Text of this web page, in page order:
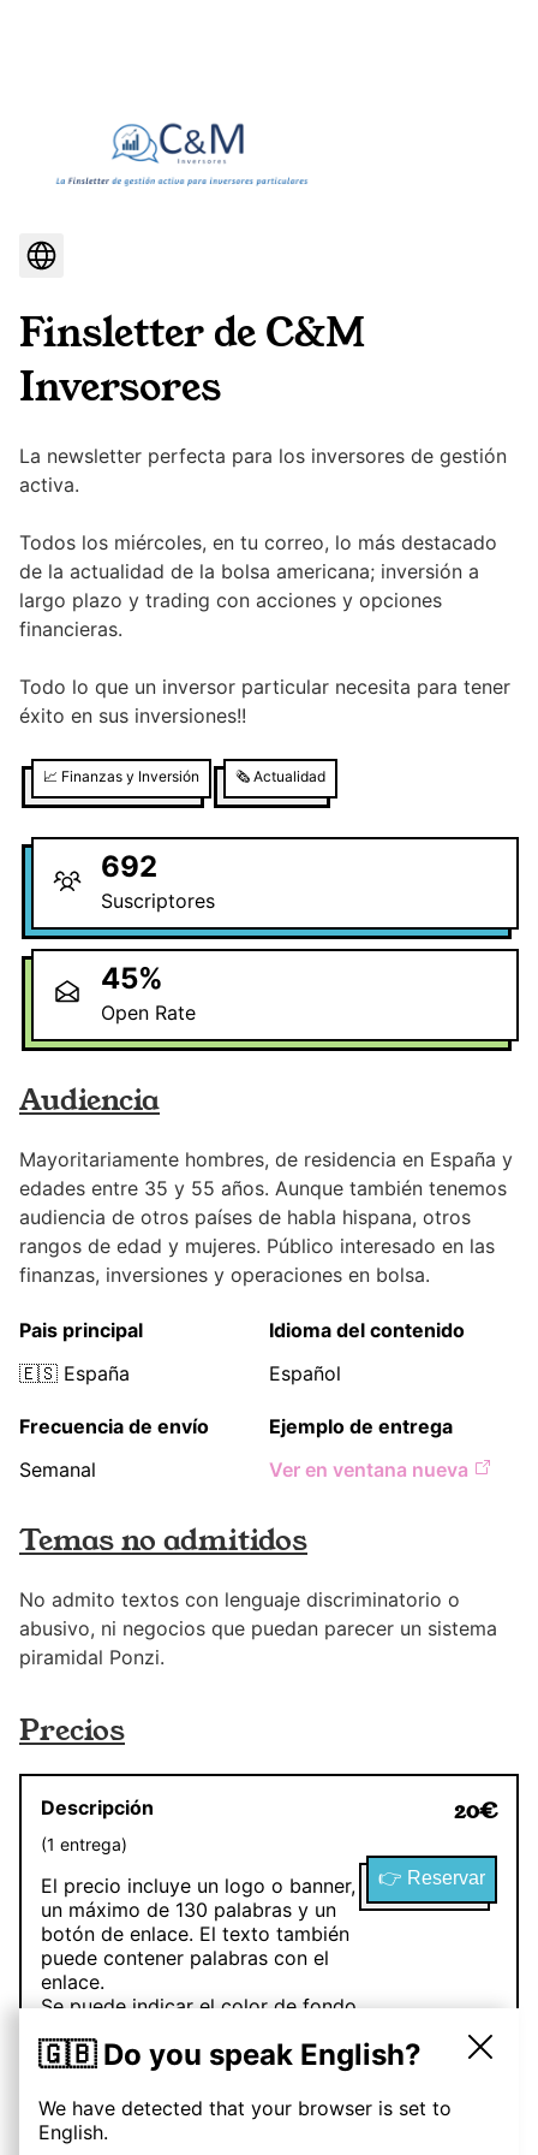
🇬🇧 Do you speak English?
We have detected that your browser is set to
English.
Finsletter de C&M
Inversores
La newsletter perfecta para los inversores de gestión
activa.
Todos los miércoles, en tu correo, lo más destacado
de la actualidad de la bolsa americana; inversión a
largo plazo y trading con acciones y opciones
financieras.
Todo lo que un inversor particular necesita para tener
éxito en sus inversiones!!
📈 Finanzas y Inversión 🗞️ Actualidad
692
Suscriptores
45%
Open Rate
Audiencia
Mayoritariamente hombres, de residencia en España y
edades entre 35 y 55 años. Aunque también tenemos
audiencia de otros países de habla hispana, otros
rangos de edad y mujeres. Público interesado en las
finanzas, inversiones y operaciones en bolsa.
Pais principal
🇪🇸 España
Idioma del contenido
Español
Frecuencia de envío
Semanal
Ejemplo de entrega
Ver en ventana nueva
Temas no admitidos
No admito textos con lenguaje discriminatorio o
abusivo, ni negocios que puedan parecer un sistema
piramidal Ponzi.
Precios
Descripción
(1 entrega)
El precio incluye un logo o banner,
un máximo de 130 palabras y un
botón de enlace. El texto también
puede contener palabras con el
enlace.
Se puede indicar el color de fondo
La sección patrocinada iría entre la
sección de actualidad semanal y la
de operaciones.
20€
👉 Reservar